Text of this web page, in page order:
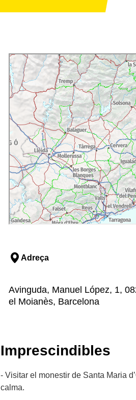
Adreça
Avinguda, Manuel López, 1,
el Moianès, Barcelona
Imprescindibles
- Visitar el monestir de Santa Maria
calma.